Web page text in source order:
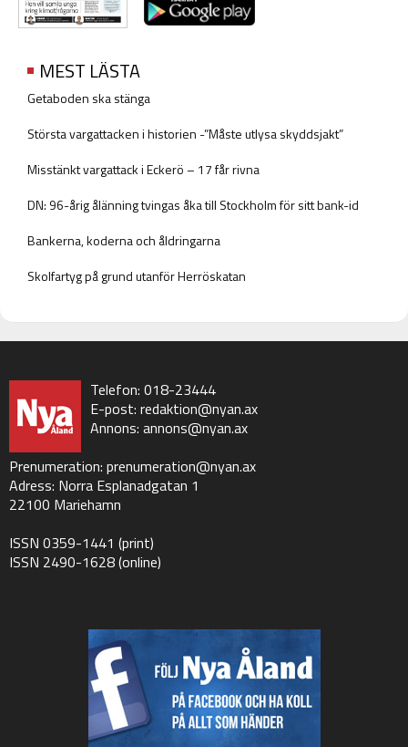
MEST LÄSTA
Getaboden ska stänga
Största vargattacken i historien -”Måste utlysa skyddsjakt”
Misstänkt vargattack i Eckerö – 17 får rivna
DN: 96-årig ålänning tvingas åka till Stockholm för sitt bank-id
Bankerna, koderna och åldringarna
Skolfartyg på grund utanför Herröskatan
Telefon: 018-23444
E-post: redaktion@nyan.ax
Annons: annons@nyan.ax
Prenumeration: prenumeration@nyan.ax
Adress: Norra Esplanadgatan 1
22100 Mariehamn
ISSN 0359-1441 (print)
ISSN 2490-1628 (online)